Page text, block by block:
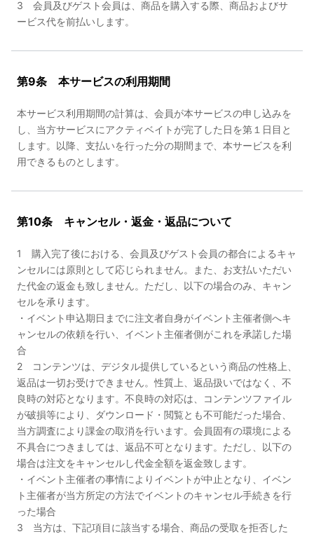
3 会員及びゲスト会員は、商品を購入する際、商品およびサ
ービス代を前払いします。
第9条 本サービスの利用期間
本サービス利用期間の計算は、会員が本サービスの申し込みを
し、当方サービスにアクティベイトが完了した日を第１日目と
します。以降、支払いを行った分の期間まで、本サービスを利
用できるものとします。
第10条 キャンセル・返金・返品について
1 購入完了後における、会員及びゲスト会員の都合によるキャ
ンセルには原則として応じられません。また、お支払いただい
た代金の返金も致しません。ただし、以下の場合のみ、キャン
セルを承ります。
・イベント申込期日までに注文者自身がイベント主催者側へキ
ャンセルの依頼を行い、イベント主催者側がこれを承諾した場
合
2 コンテンツは、デジタル提供しているという商品の性格上、
返品は一切お受けできません。性質上、返品扱いではなく、不
良時の対応となります。不良時の対応は、コンテンツファイル
が破損等により、ダウンロード・閲覧とも不可能だった場合、
当方調査により課金の取消を行います。会員固有の環境による
不具合につきましては、返品不可となります。ただし、以下の
場合は注文をキャンセルし代金全額を返金致します。
・イベント主催者の事情によりイベントが中止となり、イベン
ト主催者が当方所定の方法でイベントのキャンセル手続きを行
った場合
3 当方は、下記項目に該当する場合、商品の受取を拒否した